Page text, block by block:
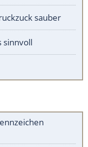
sauber
sinnvoll